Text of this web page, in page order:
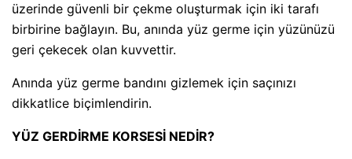
üzerinde güvenli bir çekme oluşturmak için iki tarafı
birbirine bağlayın. Bu, anında yüz germe için yüzünüzü
geri çekecek olan kuvvettir.
Anında yüz germe bandını gizlemek için saçınızı
dikkatlice biçimlendirin.
YÜZ GERDİRME KORSESİ NEDİR?